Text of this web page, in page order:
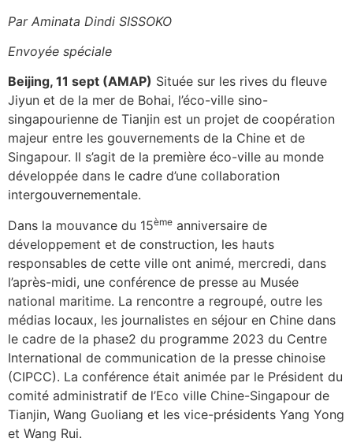
Par Aminata Dindi SISSOKO
Envoyée spéciale
Beijing, 11 sept (AMAP) Située sur les rives du fleuve
Jiyun et de la mer de Bohai, l’éco-ville sino-
singapourienne de Tianjin est un projet de coopération
majeur entre les gouvernements de la Chine et de
Singapour. Il s’agit de la première éco-ville au monde
développée dans le cadre d’une collaboration
intergouvernementale.
Dans la mouvance du 15ème anniversaire de
développement et de construction, les hauts
responsables de cette ville ont animé, mercredi, dans
l’après-midi, une conférence de presse au Musée
national maritime. La rencontre a regroupé, outre les
médias locaux, les journalistes en séjour en Chine dans
le cadre de la phase2 du programme 2023 du Centre
International de communication de la presse chinoise
(CIPCC). La conférence était animée par le Président du
comité administratif de l’Eco ville Chine-Singapour de
Tianjin, Wang Guoliang et les vice-présidents Yang Yong
et Wang Rui.